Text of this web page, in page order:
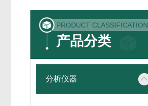
PRODUCT CLASSIFICATION
产品分类
分析仪器